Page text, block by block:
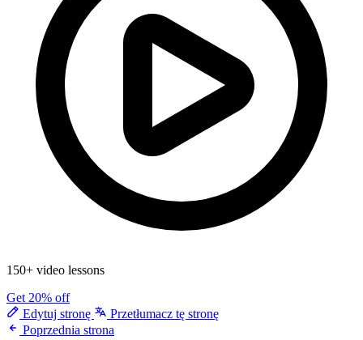
150+ video lessons
Get 20% off
Edytuj stronę
Przetłumacz tę stronę
Poprzednia strona